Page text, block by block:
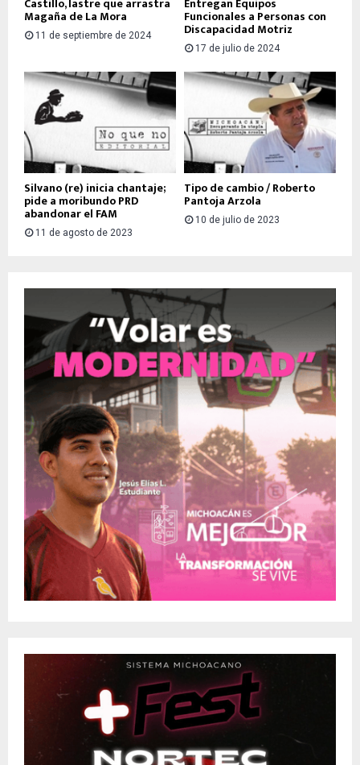
Magaña de La Mora
11 de septiembre de 2024
Funcionales a Personas con
Discapacidad Motriz
17 de julio de 2024
Silvano (re) inicia chantaje;
pide a moribundo PRD
abandonar el FAM
11 de agosto de 2023
Tipo de cambio / Roberto
Pantoja Arzola
10 de julio de 2023